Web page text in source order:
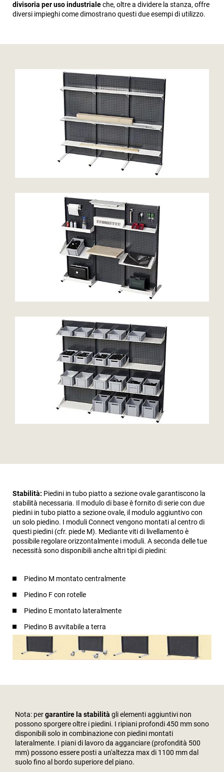
divisoria per uso industrialeche, oltre a dividere la stanza, offre
diversi impieghi come dimostrano questi due esempi di utilizzo.
Stabilità: Piedini in tubo piatto a sezione ovale garantiscono la
stabilità necessaria. Il modulo di base è fornito di serie con due
piedini in tubo piatto a sezione ovale, il modulo aggiuntivo con
un solo piedino. I moduli Connect vengono montati al centro di
questi piedini (cfr. piede M). Mediante viti di livellamento è
possibile regolare orizzontalmente i moduli. A seconda delle tue
necessità sono disponibili anche altri tipi di piedini:
Piedino M montato centralmente
Piedino F con rotelle
Piedino E montato lateralmente
Piedino B avvitabile a terra
Nota: pergarantire la stabilità gli elementi aggiuntivi non
possono sporgere oltre i piedini. I ripiani profondi 450 mm sono
disponibili solo in combinazione con piedini montati
lateralmente. I piani di lavoro da agganciare (profondità 500
mm) possono essere posti a un'altezza max di 1100 mm dal
suolo fino al bordo superiore del piano.